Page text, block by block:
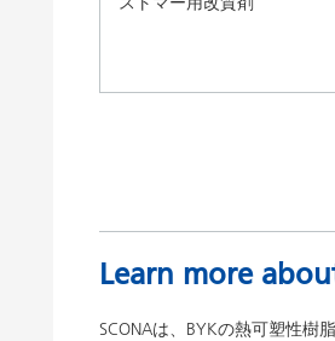
Learn more
SCONAは、BYKの熱可塑性樹